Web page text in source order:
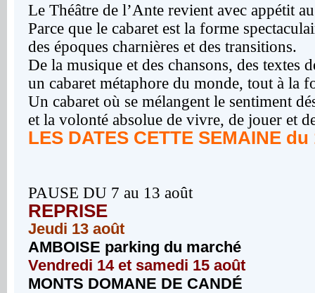
Le Théâtre de l’Ante revient avec appétit
Parce que le cabaret est la forme
des époques charnières et des transitions.
De la musique et des chansons, des textes
un cabaret métaphore du monde, tout à la
Un cabaret où se mélangent le sentiment
et la volonté absolue de vivre, de jouer et
LES DATES CETTE SEMAINE
PAUSE DU 7 au 13 août
REPRISE
Jeudi 13 août
AMBOISE parking du marché
Vendredi 14 et samedi 15 août
MONTS DOMANE DE CANDÉ